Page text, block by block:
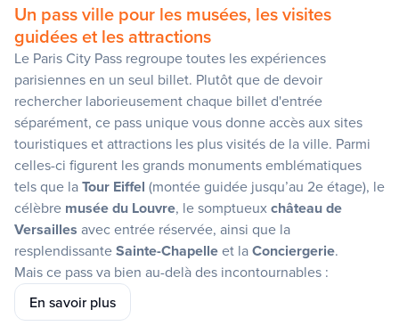
Un pass ville pour les musées, les visites
guidées et les attractions
Le Paris City Pass regroupe toutes les expériences
parisiennes en un seul billet. Plutôt que de devoir
rechercher laborieusement chaque billet d'entrée
séparément, ce pass unique vous donne accès aux sites
touristiques et attractions les plus visités de la ville. Parmi
celles-ci figurent les grands monuments emblématiques
tels que laTour Eiffel (montée guidée jusqu’au 2e étage), le
célèbre musée du Louvre, le somptueuxchâteau de
Versailles avec entrée réservée, ainsi que la
resplendissanteSainte-Chapelleet laConciergerie.
Mais ce pass va bien au-delà des incontournables :
Survolez la ville à bord du
explorez le quartier des artistes
En savoir plus